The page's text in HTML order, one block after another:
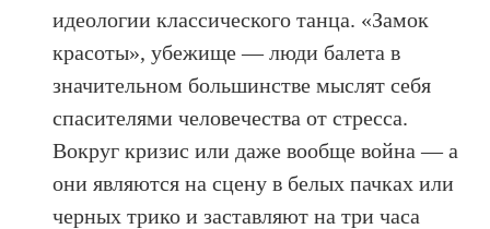
идеологии классического танца. «Замок
красоты», убежище — люди балета в
значительном большинстве мыслят себя
спасителями человечества от стресса.
Вокруг кризис или даже вообще война — а
они являются на сцену в белых пачках или
черных трико и заставляют на три часа